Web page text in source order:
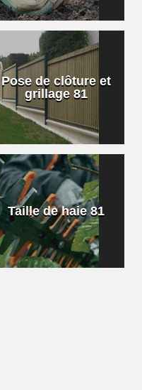
Pose de clôture et
grillage 81
Taille de haie 81